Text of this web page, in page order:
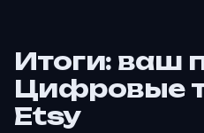
Итоги: ваш
Цифровые
Etsy